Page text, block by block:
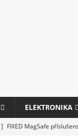
ELEKTRONIKA
FIXED MagSafe